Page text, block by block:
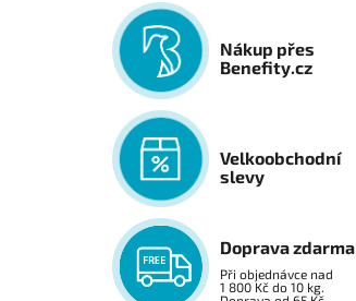
Nákup přes
Benefity.cz
Velkoobchodní
slevy
Doprava zdarma
Při objednávce nad
1 800 Kč do 10 kg.